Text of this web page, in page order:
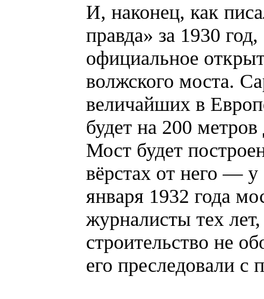
И, наконец, как
правда» за 1930
официальное
волжского моста.
величайших в
будет на 200
Мост будет
вёрстах от него —
января 1932 года
журналисты тех
строительство не
его преследовали с